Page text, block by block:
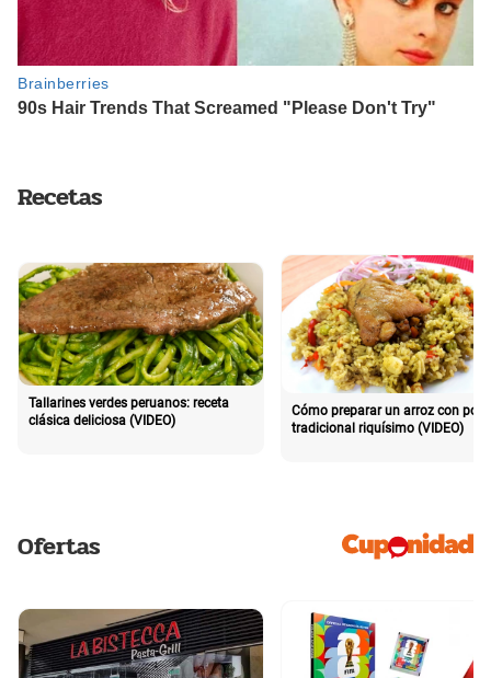
Recetas
Tallarines verdes peruanos: receta
clásica deliciosa (VIDEO)
Cómo preparar un arroz con pollo
tradicional riquísimo (VIDEO)
Ofertas